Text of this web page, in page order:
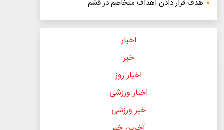
هدف قرار دادن اهداف متخاصم در قشم
اخبار
خبر
اخبار روز
اخبار ورزشی
خبر ورزشی